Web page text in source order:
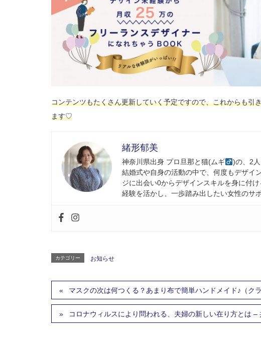
コンテンツもたくさん更新していく予定ですので、これからも引
ます♡
緒形郁美
神奈川県出身 プロ旦那と猫(ムギ
)の、2人
結婚式や自身の活動の中で、何度もデザイ
ジに出会い0からデザインスキルを身に付
経験を活かし、一歩踏み出したい女性のサ
カテゴリー お知らせ
マスクの次は何つくる？あまり布で簡単ハンドメイド♪（ク
コロナウィルスにより問われる、夫婦の新しい在り方とは –